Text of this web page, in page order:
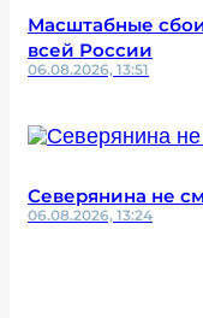
Масштабные
всей России
06.08.2026, 13:51
Северянина не
06.08.2026, 13:24